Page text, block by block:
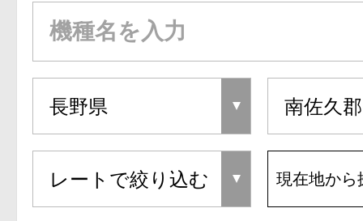
現在地から